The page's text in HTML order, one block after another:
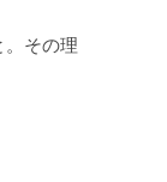
。その理